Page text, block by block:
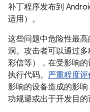
补丁程序发布到
适用）。
这些问题中危险性最
洞。攻击者可以通过
彩信等），在受影响
执行代码。 严重程度评
影响的设备造成的影
功规避或出于开发目的